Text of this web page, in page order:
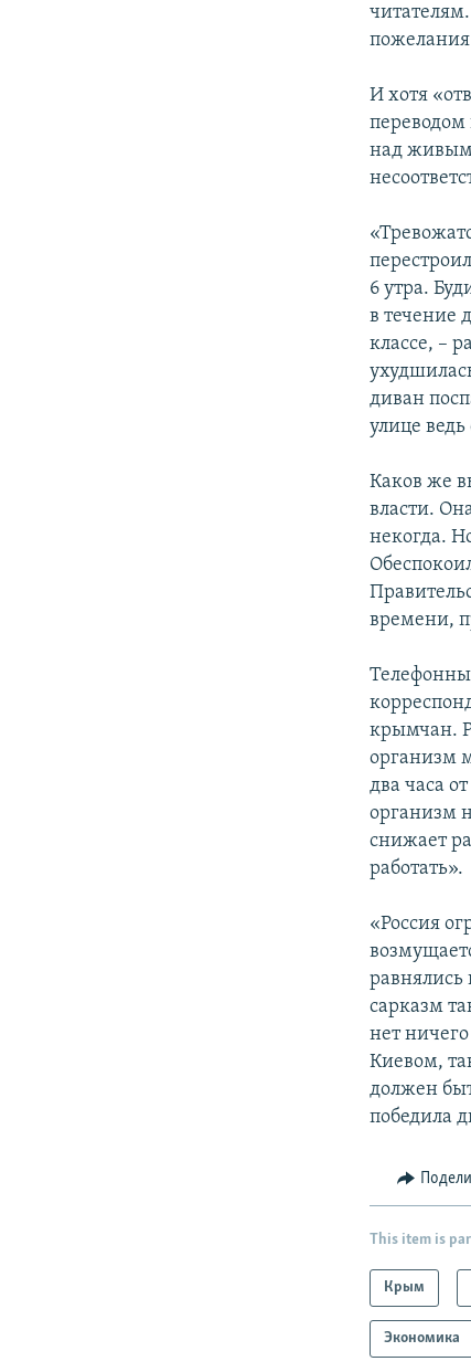
пожелания
И хотя
над
6 утра.
в течение
классе, –
диван
улице ведь
Каков же
власти.
некогда.
времени,
крымчан.
организм
два часа
организм
снижает
работать».
«Россия
сарказм
нет
Киевом,
должен
победила
This item is
Крым
Экономика